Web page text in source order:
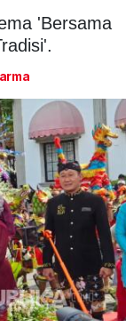
'Bersama